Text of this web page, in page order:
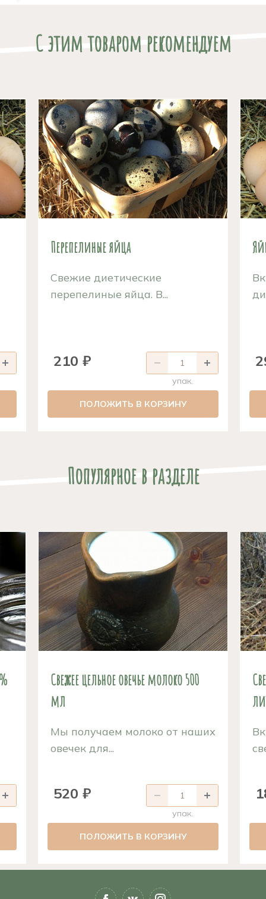
С этим товаром рекомендуем
Перепелиные яйца
Свежие диетические
перепелиные яйца. В...
210 ₽
упак.
ПОЛОЖИТЬ В КОРЗИНУ
Популярное в разделе
Свежее цельное овечье молоко 500
мл
Мы получаем молоко от наших
овечек для...
520 ₽
упак.
ПОЛОЖИТЬ В КОРЗИНУ